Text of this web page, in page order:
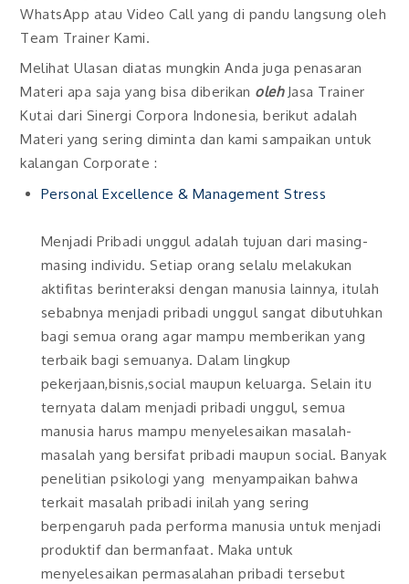
WhatsApp atau Video Call yang di pandu langsung oleh
Team Trainer Kami.
Melihat Ulasan diatas mungkin Anda juga penasaran
Materi apa saja yang bisa diberikan oleh Jasa Trainer
Kutai dari Sinergi Corpora Indonesia, berikut adalah
Materi yang sering diminta dan kami sampaikan untuk
kalangan Corporate :
Personal Excellence & Management Stress
Menjadi Pribadi unggul adalah tujuan dari masing-
masing individu. Setiap orang selalu melakukan
aktifitas berinteraksi dengan manusia lainnya, itulah
sebabnya menjadi pribadi unggul sangat dibutuhkan
bagi semua orang agar mampu memberikan yang
terbaik bagi semuanya. Dalam lingkup
pekerjaan,bisnis,social maupun keluarga. Selain itu
ternyata dalam menjadi pribadi unggul, semua
manusia harus mampu menyelesaikan masalah-
masalah yang bersifat pribadi maupun social. Banyak
penelitian psikologi yang menyampaikan bahwa
terkait masalah pribadi inilah yang sering
berpengaruh pada performa manusia untuk menjadi
produktif dan bermanfaat. Maka untuk
menyelesaikan permasalahan pribadi tersebut